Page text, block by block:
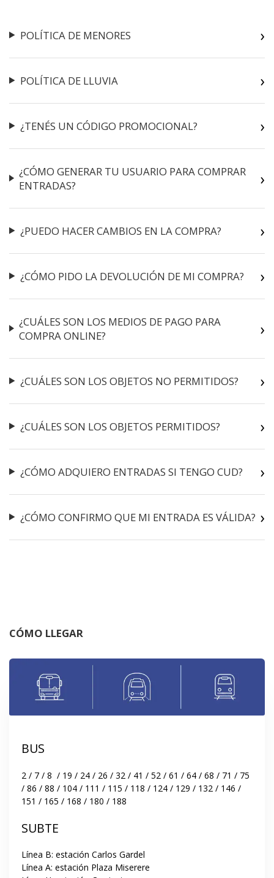
POLÍTICA DE MENORES
POLÍTICA DE LLUVIA
¿TENÉS UN CÓDIGO PROMOCIONAL?
¿CÓMO GENERAR TU USUARIO PARA COMPRAR
ENTRADAS?
¿PUEDO HACER CAMBIOS EN LA COMPRA?
¿CÓMO PIDO LA DEVOLUCIÓN DE MI COMPRA?
¿CUÁLES SON LOS MEDIOS DE PAGO PARA
COMPRA ONLINE?
¿CUÁLES SON LOS OBJETOS NO PERMITIDOS?
¿CUÁLES SON LOS OBJETOS PERMITIDOS?
¿CÓMO ADQUIERO ENTRADAS SI TENGO CUD?
¿CÓMO CONFIRMO QUE MI ENTRADA ES VÁLIDA?
CÓMO LLEGAR
BUS
2 / 7 / 8  / 19 / 24 / 26 / 32 / 41 / 52 / 61 / 64 / 68 / 71 / 75
/ 86 / 88 / 104 / 111 / 115 / 118 / 124 / 129 / 132 / 146 /
151 / 165 / 168 / 180 / 188
SUBTE
Línea B: estación Carlos Gardel
Línea A: estación Plaza Miserere